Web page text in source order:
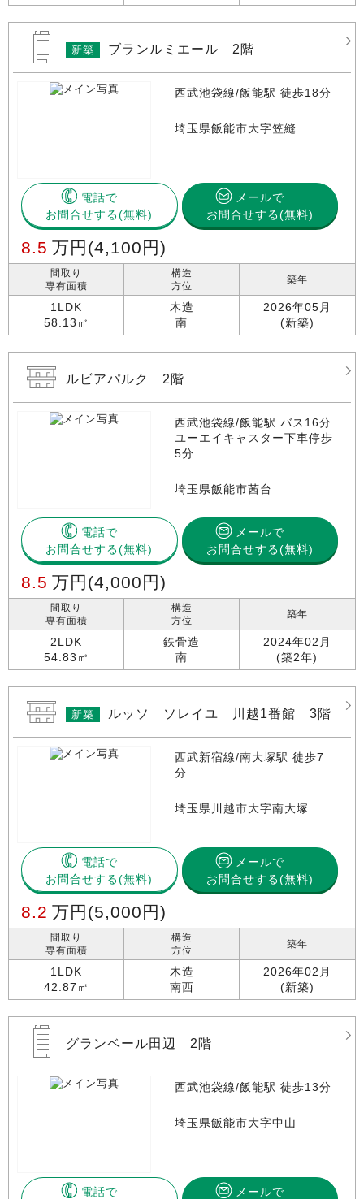
新築 ブランルミエール 2階
西武池袋線/飯能駅 徒歩18分
埼玉県飯能市大字笠縫
電話で
お問合せする
メールで
お問合せする(無料)
8.5 万円 (4,100円)
間取り
専有面積
1LDK
58.13㎡
構造
方位
木造
南
築年
2026年05月
(新築)
ルビアパルク 2階
西武池袋線/飯能駅 バス16分
ユーエイキャスター下車停歩
5分
埼玉県飯能市茜台
電話で
お問合せする
メールで
お問合せする(無料)
8.5 万円 (4,000円)
間取り
専有面積
2LDK
54.83㎡
構造
方位
鉄骨造
南
築年
2024年02月
(築2年)
新築 ルッソ ソレイユ 川越1番館 3階
西武新宿線/南大塚駅 徒歩7
分
埼玉県川越市大字南大塚
電話で
お問合せする
メールで
お問合せする(無料)
8.2 万円 (5,000円)
間取り
専有面積
1LDK
42.87㎡
構造
方位
木造
南西
築年
2026年02月
(新築)
グランベール田辺 2階
西武池袋線/飯能駅 徒歩13分
埼玉県飯能市大字中山
電話で
メールで